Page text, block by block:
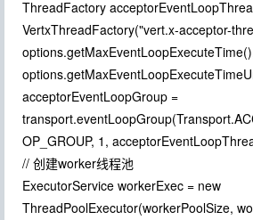
ThreadFactory
VertxThreadFactory("vert.x-acceptor-
acceptorEventLoopGroup =
OP_GROUP, 1,
// 创建worker线程池
ExecutorService workerExec = new
ThreadPoolExecutor(workerPoolSize,